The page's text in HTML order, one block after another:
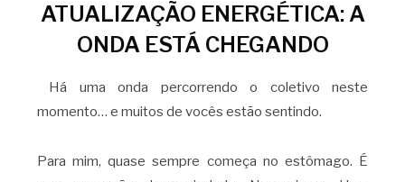
ATUALIZAÇÃO ENERGÉTICA: A
ONDA ESTÁ CHEGANDO
Há uma onda percorrendo o coletivo neste
momento… e muitos de vocês estão sentindo.
Para mim, quase sempre começa no estômago. É